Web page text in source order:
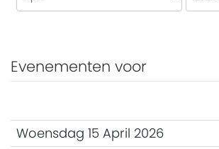
Evenementen voor
Woensdag 15 April 2026